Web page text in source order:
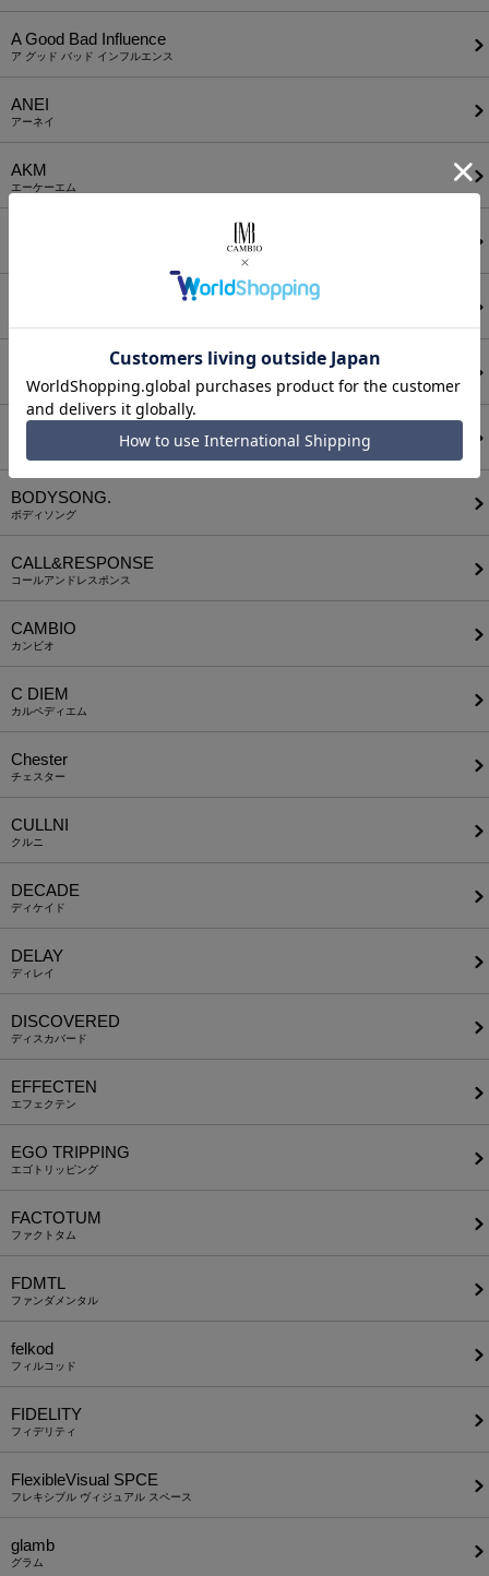
A Good Bad Influence
ア グッド バッド インフルエンス
ANEI
アーネイ
AKM
エーケーエム
ATTACHMENT
アタッチメント
BODYSONG.
ボディソング
CALL&RESPONSE
コールアンドレスポンス
CAMBIO
カンビオ
C DIEM
カルペディエム
Chester
チェスター
CULLNI
クルニ
DECADE
ディケイド
DELAY
ディレイ
DISCOVERED
ディスカバード
EFFECTEN
エフェクテン
EGO TRIPPING
エゴトリッピング
FACTOTUM
ファクトタム
FDMTL
ファンダメンタル
felkod
フィルコッド
FIDELITY
フィデリティ
FlexibleVisual SPCE
フレキシブル ヴィジュアル スペース
glamb
グラム